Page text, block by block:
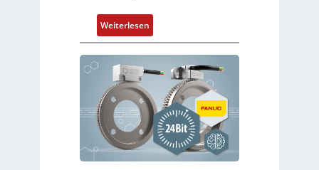
w
e
u
n
g
k
o
G
5
G
a
u
Weiterlesen:
D
r
e
g
e
b
e
r